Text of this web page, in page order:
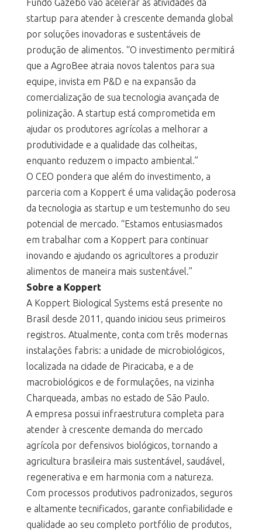
Fundo Gazebo vão acelerar as atividades da
startup para atender à crescente demanda global
por soluções inovadoras e sustentáveis de
produção de alimentos. “O investimento permitirá
que a AgroBee atraia novos talentos para sua
equipe, invista em P&D e na expansão da
comercialização de sua tecnologia avançada de
polinização. A startup está comprometida em
ajudar os produtores agrícolas a melhorar a
produtividade e a qualidade das colheitas,
enquanto reduzem o impacto ambiental.”
O CEO pondera que além do investimento, a
parceria com a Koppert é uma validação poderosa
da tecnologia as startup e um testemunho do seu
potencial de mercado. “Estamos entusiasmados
em trabalhar com a Koppert para continuar
inovando e ajudando os agricultores a produzir
alimentos de maneira mais sustentável.”
Sobre a Koppert
A Koppert Biological Systems está presente no
Brasil desde 2011, quando iniciou seus primeiros
registros. Atualmente, conta com três modernas
instalações fabris: a unidade de microbiológicos,
localizada na cidade de Piracicaba, e a de
macrobiológicos e de formulações, na vizinha
Charqueada, ambas no estado de São Paulo.
A empresa possui infraestrutura completa para
atender à crescente demanda do mercado
agrícola por defensivos biológicos, tornando a
agricultura brasileira mais sustentável, saudável,
regenerativa e em harmonia com a natureza.
Com processos produtivos padronizados, seguros
e altamente tecnificados, garante confiabilidade e
qualidade ao seu completo portfólio de produtos,